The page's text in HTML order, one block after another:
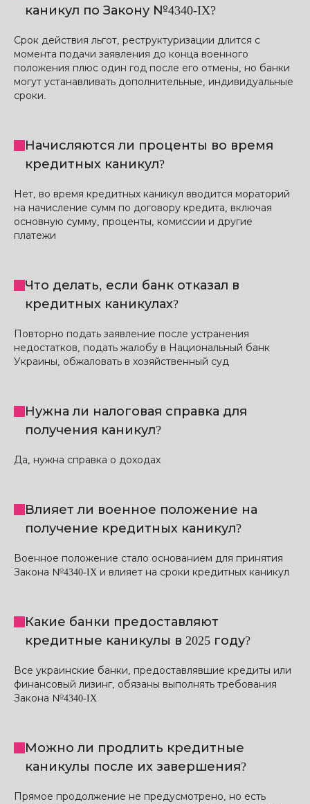
каникул по Закону №4340-IX?
Срок действия льгот, реструктуризации длится с
момента подачи заявления до конца военного
положения плюс один год после его отмены, но банки
могут устанавливать дополнительные, индивидуальные
сроки.
Начисляются ли проценты во время
кредитных каникул?
Нет, во время кредитных каникул вводится мораторий
на начисление сумм по договору кредита, включая
основную сумму, проценты, комиссии и другие
платежи
Что делать, если банк отказал в
кредитных каникулах?
Повторно подать заявление после устранения
недостатков, подать жалобу в Национальный банк
Украины, обжаловать в хозяйственный суд
Нужна ли налоговая справка для
получения каникул?
Да, нужна справка о доходах
Влияет ли военное положение на
получение кредитных каникул?
Военное положение стало основанием для принятия
Закона №4340-IX и влияет на сроки кредитных каникул
Какие банки предоставляют
кредитные каникулы в 2025 году?
Все украинские банки, предоставлявшие кредиты или
финансовый лизинг, обязаны выполнять требования
Закона №4340-IX
Можно ли продлить кредитные
каникулы после их завершения?
Прямое продолжение не предусмотрено, но есть